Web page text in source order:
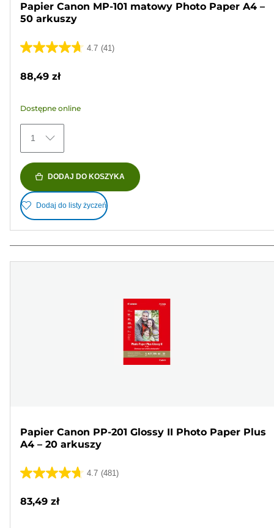
Papier Canon MP-101 matowy Photo Paper A4 –
50 arkuszy
4.7 (41)
4.7
5
41
Recenzji
88,49 zł
Dostępne online
1
DODAJ DO KOSZYKA
Dodaj do listy życzeń
Papier Canon PP-201 Glossy II Photo Paper Plus
A4 – 20 arkuszy
4.7 (481)
4.7
5
83,49 zł